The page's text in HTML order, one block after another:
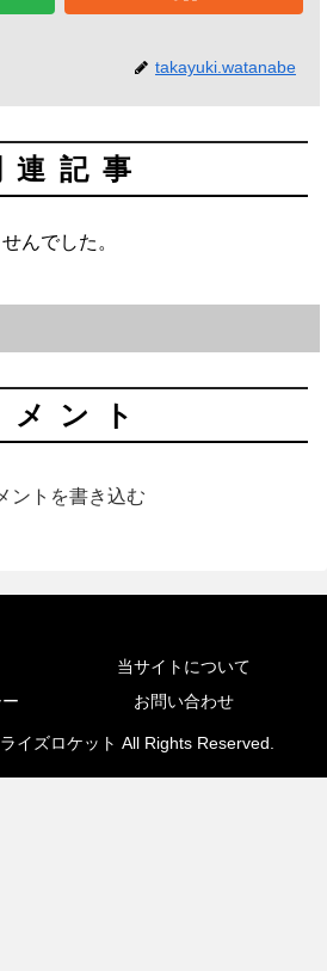
takayuki.watanabe
連記事
んでした。
メント
ントを書き込む
当サイトについて
お問い合わせ
イズロケット All Rights Reserved.